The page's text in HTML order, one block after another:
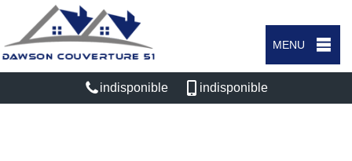
MENU
indisponible indisponible